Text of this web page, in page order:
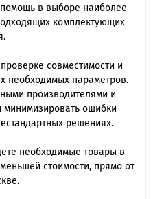
в выборе наиболее
комплектующих
совместимости и
необходимых параметров.
производителями и
ошибки
решениях.
необходимые товары в
стоимости, прямо от